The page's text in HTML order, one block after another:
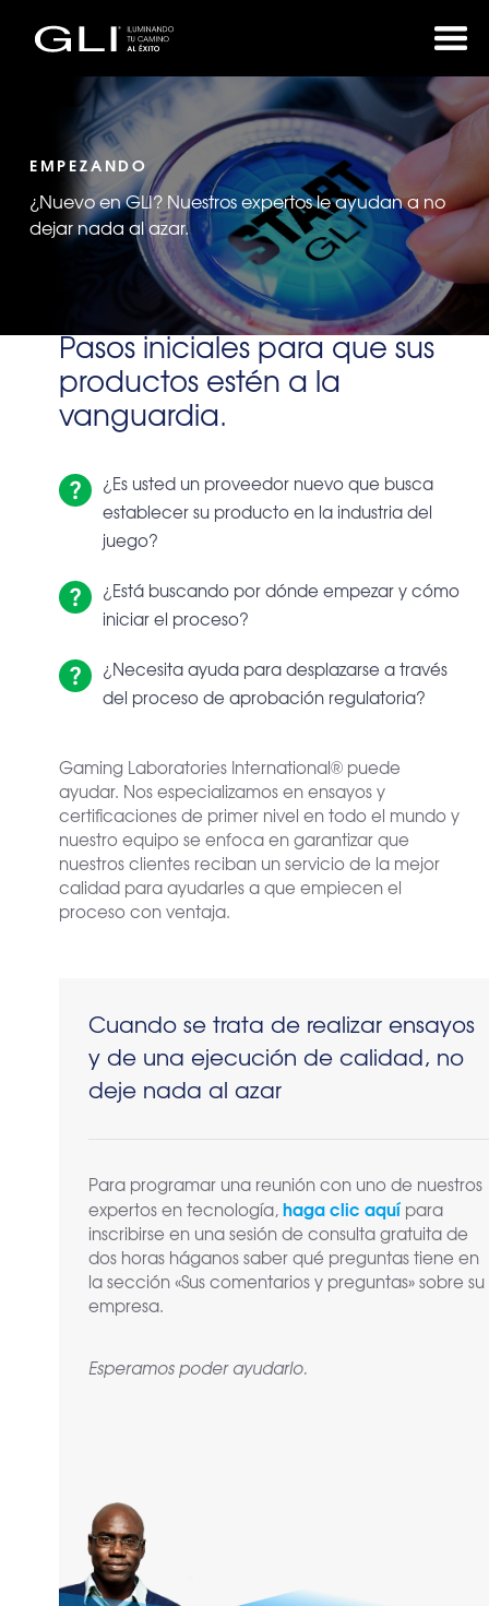
EMPEZANDO
¿Nuevo en GLI? Nuestros expertos le ayudan a no
dejar nada al azar.
Pasos iniciales para que sus
productos estén a la
vanguardia.
¿Es usted un proveedor nuevo que busca
establecer su producto en la industria del
juego?
¿Está buscando por dónde empezar y cómo
iniciar el proceso?
¿Necesita ayuda para desplazarse a través
del proceso de aprobación regulatoria?
Gaming Laboratories International® puede
ayudar. Nos especializamos en ensayos y
certificaciones de primer nivel en todo el mundo y
nuestro equipo se enfoca en garantizar que
nuestros clientes reciban un servicio de la mejor
calidad para ayudarles a que empiecen el
proceso con ventaja.
Cuando se trata de realizar ensayos
y de una ejecución de calidad, no
deje nada al azar
Para programar una reunión con uno de nuestros
expertos en tecnología,haga clic aquípara
inscribirse en una sesión de consulta gratuita de
dos horas háganos saber qué preguntas tiene en
la sección «Sus comentarios y preguntas» sobre su
empresa.
Esperamos poder ayudarlo.